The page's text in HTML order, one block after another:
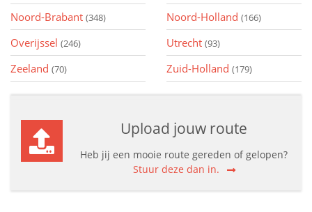
Noord-Brabant (348) Noord-Holland (166)
Overijssel (246) Utrecht (93)
Zeeland (70) Zuid-Holland (179)
Upload jouw route
Heb jij een mooie route gereden of gelopen?
Stuur deze dan in.